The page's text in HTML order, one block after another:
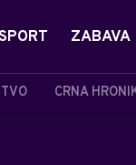
CRNA
ZABAVA